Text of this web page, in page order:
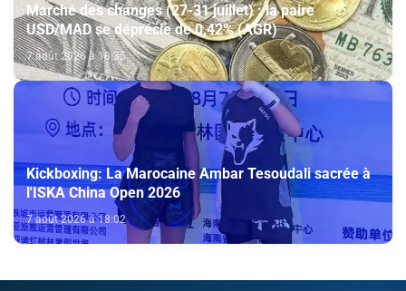
Marché des changes (27-31 juillet) : la paire
USD/MAD se déprécie de 0,42% (AGR)
7 août 2026 à 18:35
Kickboxing: La Marocaine Ambar Tesoudali sacrée à
l'ISKA China Open 2026
7 août 2026 à 18:02